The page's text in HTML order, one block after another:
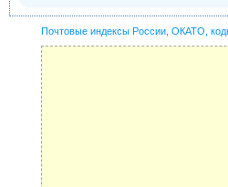
Почтовые индексы России, ОКАТО,